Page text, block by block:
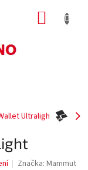
Ultraligh
Značka:Mammut